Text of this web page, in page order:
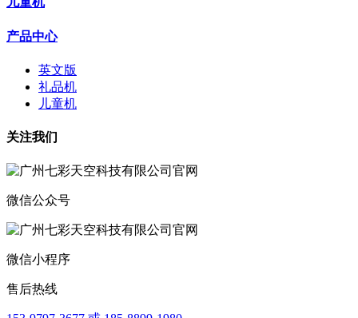
产品中心
英文版
礼品机
儿童机
关注我们
微信公众号
微信小程序
售后热线